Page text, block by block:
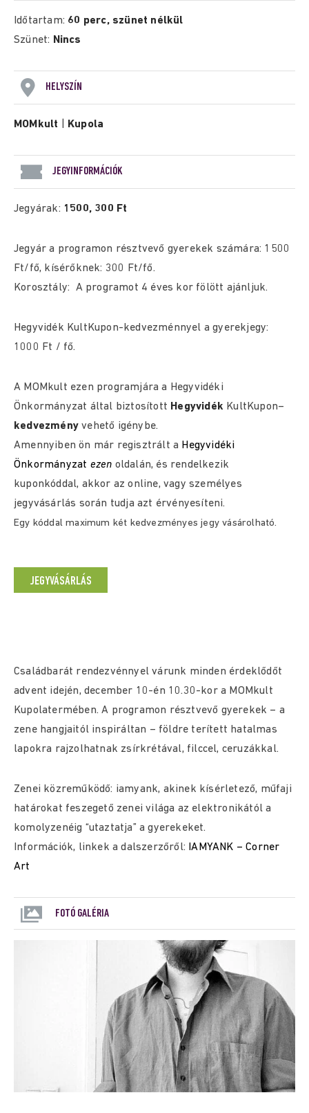
Időtartam: 60 perc, szünet nélkül
Szünet: Nincs
HELYSZÍN
MOMkult Kupola
JEGYINFORMÁCIÓK
Jegyárak: 1500, 300 Ft
Jegyár a programon résztvevő gyerekek számára: 1500
Ft/fő, kísérőknek: 300 Ft/fő.
Korosztály: A programot 4 éves kor fölött ajánljuk.
Hegyvidék KultKupon-kedvezménnyel a gyerekjegy:
1000 Ft / fő.
A MOMkult ezen programjára a Hegyvidéki
Önkormányzat által biztosított Hegyvidék KultKupon–
kedvezmény vehető igénybe.
Amennyiben ön már regisztrált a Hegyvidéki
Önkormányzat ezen oldalán, és rendelkezik
kuponkóddal, akkor az online, vagy személyes
jegyvásárlás során tudja azt érvényesíteni.
Egy kóddal maximum két kedvezményes jegy vásárolható.
JEGYVÁSÁRLÁS
Családbarát rendezvénnyel várunk minden érdeklődőt
advent idején, december 10-én 10.30-kor a MOMkult
Kupolatermében. A programon résztvevő gyerekek – a
zene hangjaitól inspiráltan – földre terített hatalmas
lapokra rajzolhatnak zsírkrétával, filccel, ceruzákkal.
Zenei közreműködő: iamyank, akinek kísérletező, műfaji
határokat feszegető zenei világa az elektronikától a
komolyzenéig “utaztatja” a gyerekeket.
Információk, linkek a dalszerzőről: IAMYANK – Corner
Art
FOTÓ GALÉRIA